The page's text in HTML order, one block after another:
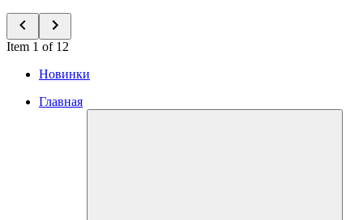
Item 1 of 12
Новинки
Главная